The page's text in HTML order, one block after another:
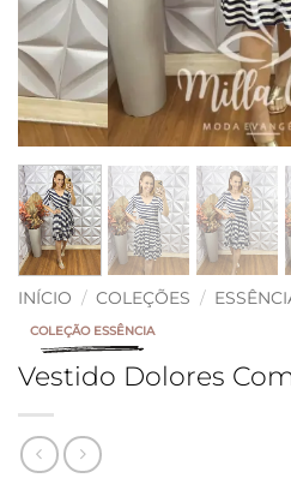
INÍCIO / COLEÇÕES /
COLEÇÃO ESSÊNCIA
Vestido Dolores